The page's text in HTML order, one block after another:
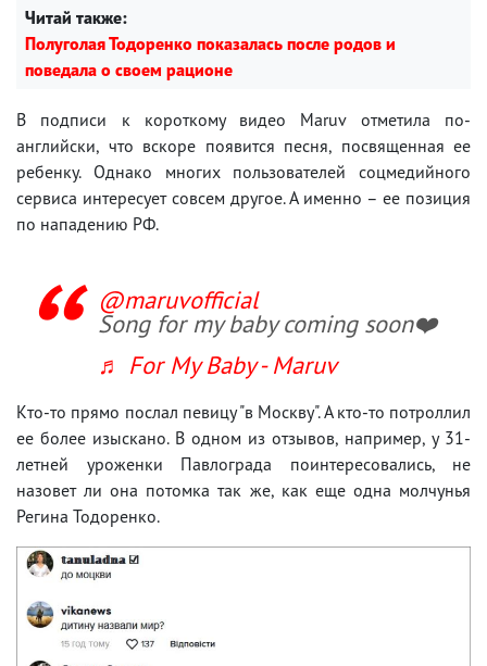
Читай также:
Полуголая Тодоренко показалась после родов и
поведала о своем рационе
В подписи к короткому видео Maruv отметила по-
английски, что вскоре появится песня, посвященная ее
ребенку. Однако многих пользователей соцмедийного
сервиса интересует совсем другое. А именно – ее позиция
по нападению РФ.
@maruvofficial
Song for my baby coming soon❤️
♬ For My Baby - Maruv
Кто-то прямо послал певицу "в Москву". А кто-то потроллил
ее более изыскано. В одном из отзывов, например, у 31-
летней уроженки Павлограда поинтересовались, не
назовет ли она потомка так же, как еще одна молчунья
Регина Тодоренко.